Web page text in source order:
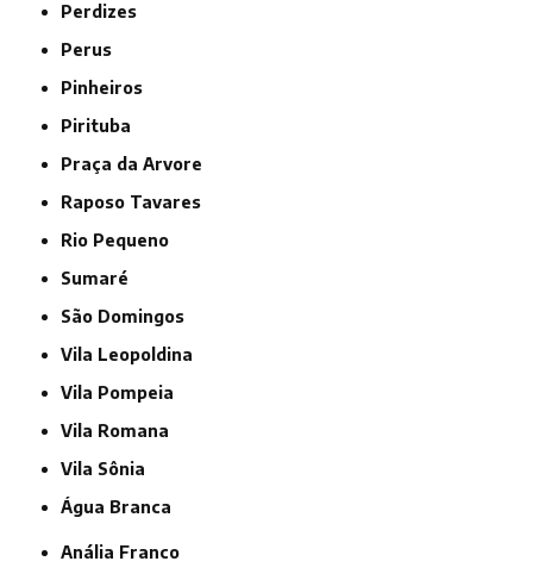
Perdizes
Perus
Pinheiros
Pirituba
Praça da Arvore
Raposo Tavares
Rio Pequeno
Sumaré
São Domingos
Vila Leopoldina
Vila Pompeia
Vila Romana
Vila Sônia
Água Branca
Anália Franco